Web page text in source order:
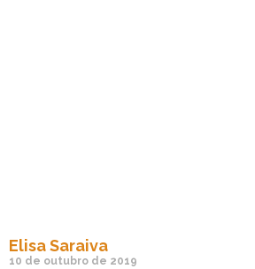
Elisa Saraiva
10 de outubro de 2019